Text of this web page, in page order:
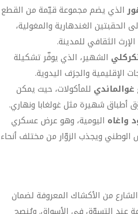
الذي يضم مجموعة قيّمة من القطع
الحقبتين الغندهارية والمغولية،
الثقافي للمدينة.
الشهير، الذي يوفّر تشكيلة
الإقليمية والحِرَف اليدوية.
للمأكولات، حيث يمكن
أطباق شهيرة مثل غولغابا ونهاري.
واغاه اليومية، وهو عرض عسكري
ويجذب الزوّار من مختلف أنحاء
من الأكشاك المعروفة لضمان